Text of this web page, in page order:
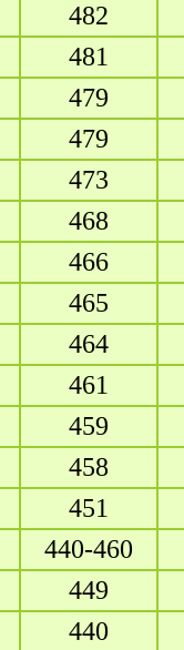
482
481
479
479
473
468
466
465
464
461
459
458
451
440-460
449
440